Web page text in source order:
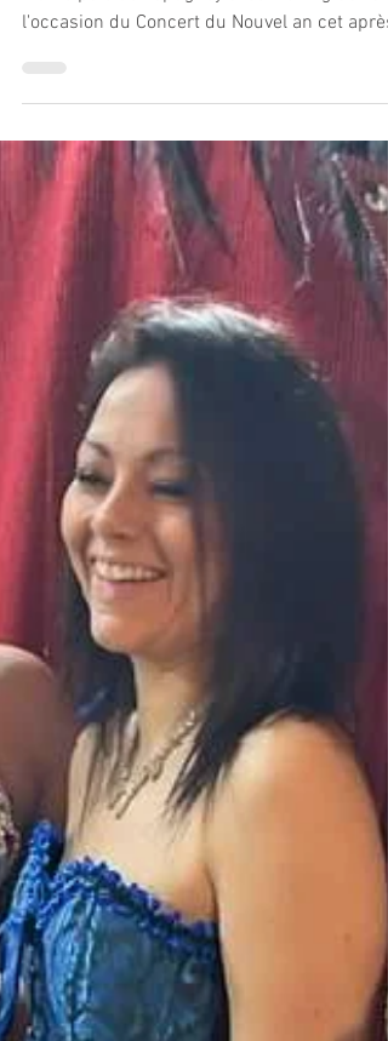
Une superbe prestation de l'Harmonie
midi, deux jours après les vœux de la
avec les jeunes de l'école de musique, aux
côtés de Melting Sax, a donné naissance à un
moment musical de grande qualité, empreint
d'énergie, de partage, d'enthousiasme et
d'amitié. Ce concert est une belle réussite
collective qui met en valeur le travail des
musiciens, d